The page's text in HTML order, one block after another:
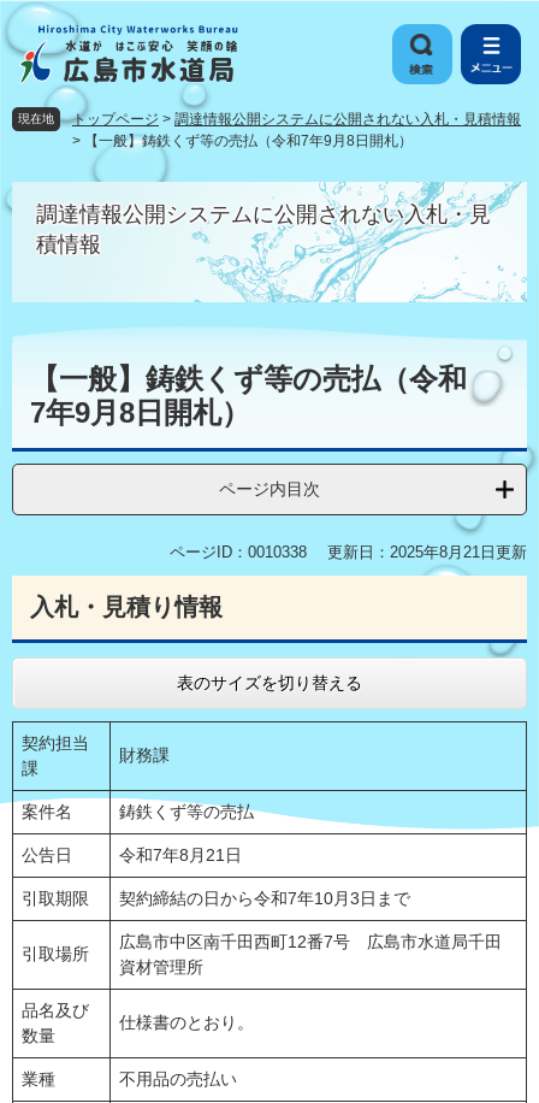
ペ
ー
先
。
メ
ニ
を
て
現在地 トップページ > 調達情報公開システムに公開されない入札・見積情報
>
【一般】鋳鉄くず等の売払（令和7年9月8日開札）
調達情報公開システムに公開されない入札・見
積情報
本
【一般】鋳鉄くず等の売払（令和
7年9月8日開札）
ページ内目次
ページID：0010338 更新日：2025年8月21日更新
入札・見積り情報
表のサイズを切り替える
契約担当
課
財務課
案件名 鋳鉄くず等の売払
公告日 令和7年8月21日
引取期限 契約締結の日から令和7年10月3日まで
引取場所
広島市中区南千田西町12番7号 広島市水道局千田
資材管理所
品名及び
数量
仕様書のとおり。
業種 不用品の売払い